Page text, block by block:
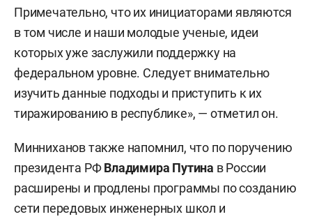
Примечательно, что их инициаторами являются
в том числе и наши молодые ученые, идеи
которых уже заслужили поддержку на
федеральном уровне. Следует внимательно
изучить данные подходы и приступить к их
тиражированию в республике», — отметил он.
Минниханов также напомнил, что по поручению
президента РФВладимира Путина в России
расширены и продлены программы по созданию
сети передовых инженерных школ и